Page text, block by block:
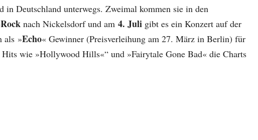
in Deutschland unterwegs. Zweimal kommen sie in den
nach Nickelsdorf und am 4. Juligibt es ein Konzert auf der
als »Echo« Gewinner (Preisverleihung am 27. März in Berlin) für
wie »Hollywood Hills«“ und »Fairytale Gone Bad« die Charts